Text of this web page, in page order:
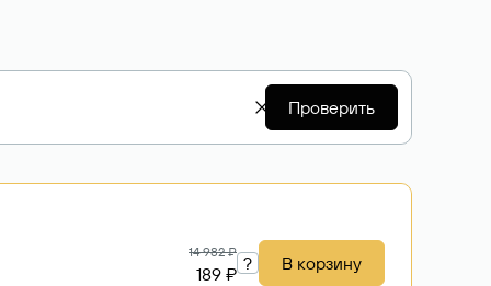
Проверить
14 982 ₽
189 ₽ ? В корзину